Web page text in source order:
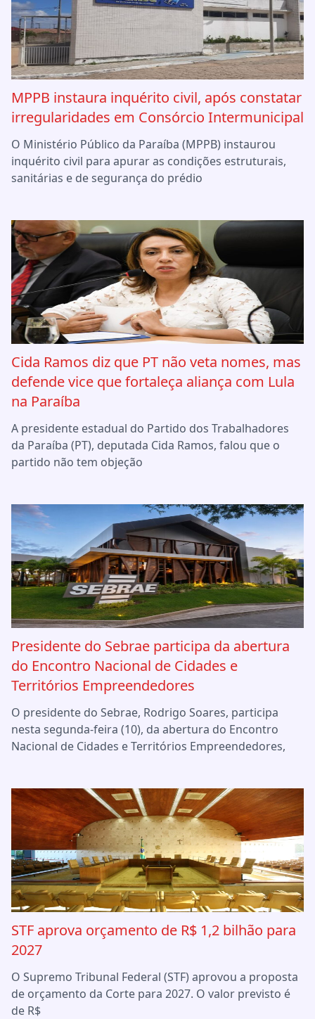
MPPB instaura inquérito civil, após constatar
irregularidades em Consórcio Intermunicipal
O Ministério Público da Paraíba (MPPB) instaurou
inquérito civil para apurar as condições estruturais,
sanitárias e de segurança do prédio
Cida Ramos diz que PT não veta nomes, mas
defende vice que fortaleça aliança com Lula
na Paraíba
A presidente estadual do Partido dos Trabalhadores
da Paraíba (PT), deputada Cida Ramos, falou que o
partido não tem objeção
Presidente do Sebrae participa da abertura
do Encontro Nacional de Cidades e
Territórios Empreendedores
O presidente do Sebrae, Rodrigo Soares, participa
nesta segunda-feira (10), da abertura do Encontro
Nacional de Cidades e Territórios Empreendedores,
STF aprova orçamento de R$ 1,2 bilhão para
2027
O Supremo Tribunal Federal (STF) aprovou a proposta
de orçamento da Corte para 2027. O valor previsto é
de R$